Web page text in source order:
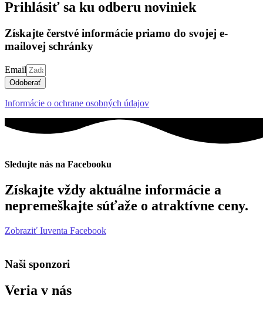
Prihlásiť sa ku odberu noviniek
Získajte čerstvé informácie priamo do svojej e-
mailovej schránky
Email
Odoberať
Informácie o ochrane osobných údajov
Sledujte nás na Facebooku
Získajte vždy aktuálne informácie a
nepremeškajte súťaže o atraktívne ceny.
Zobraziť Iuventa Facebook
Naši sponzori
Veria v nás